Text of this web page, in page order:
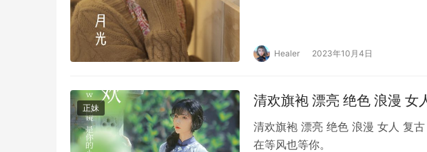
Healer 2023年10月4日
正妹 清欢旗袍 漂亮 绝色 浪漫 女
清欢旗袍 漂亮 绝色 浪漫 女人 复
在等风也等你。